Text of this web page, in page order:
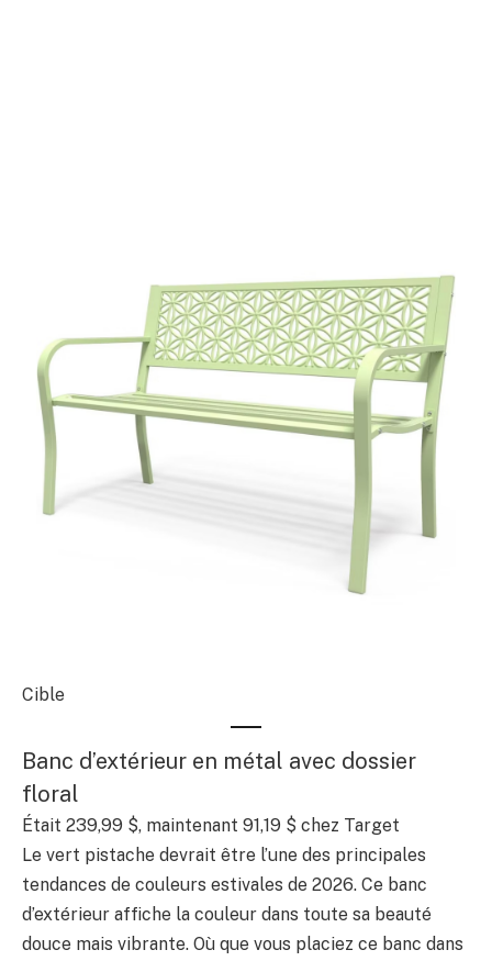
Cible
Banc d’extérieur en métal avec dossier
floral
Était 239,99 $, maintenant 91,19 $ chez Target
Le vert pistache devrait être l’une des principales
tendances de couleurs estivales de 2026. Ce banc
d’extérieur affiche la couleur dans toute sa beauté
douce mais vibrante. Où que vous placiez ce banc dans